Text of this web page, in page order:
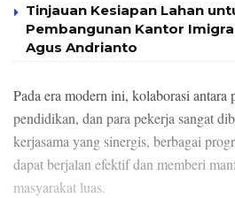
Tinjauan Kesiapan Lahan
Pembangunan Kantor
Agus Andrianto
Pada era modern ini, kolaborasi antara
pendidikan, dan para pekerja sangat
kerjasama yang sinergis, berbagai
dapat berjalan efektif dan memberi
masyarakat luas.